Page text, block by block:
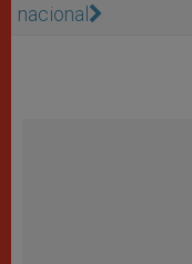
nacional